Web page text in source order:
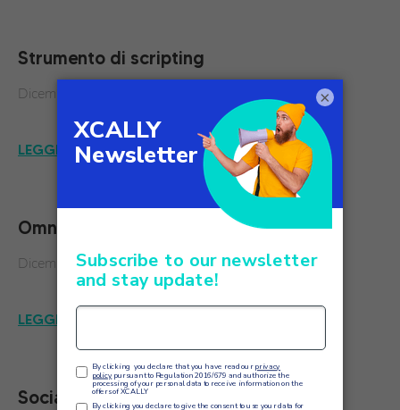
Strumento di scripting
Dicembre 2023
LEGGI DI PIÙ
Omni Desktop Interface
Dicembre 2023
LEGGI DI PIÙ
Social
×